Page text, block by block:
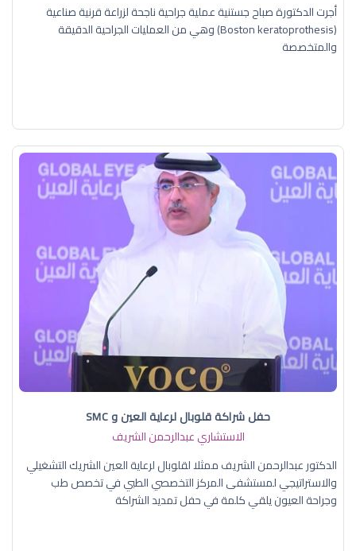
أجرت الدكتورة صباح جستنية عملية جراحية ناجحة لزراعة قرنية صناعية
(Boston keratoprothesis) وهي من العمليات الجراحية الدقيقة
والمتخصصة
حفل شراكة قلوبال لرعاية العين و SMC
الاستشاري عبدالرحمن الشريف
الدكتور عبدالرحمن الشريف ممثلا لقلوبال لرعاية العين الشريك التشغيلي
والاستراتيجي لمستشفى المركز التخصصي الطبي في تخصص طب
وجراحة العيون يلقي كلمة في حفل تمديد الشراكة